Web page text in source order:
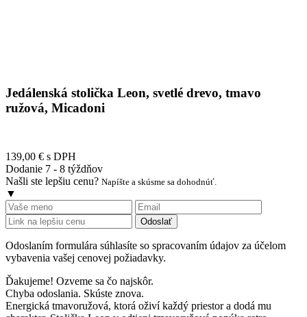
Jedálenská stolička Leon, svetlé drevo, tmavo
ružová, Micadoni
139,00 € s DPH
Dodanie 7 - 8 týždňov
Našli ste lepšiu cenu? Napíšte a skúsme sa dohodnúť.
▼
Odoslať
Odoslaním formulára súhlasíte so spracovaním údajov za účelom
vybavenia vašej cenovej požiadavky.
Ďakujeme! Ozveme sa čo najskôr.
Chyba odoslania. Skúste znova.
Energická tmavoružová, ktorá oživí každý priestor a dodá mu